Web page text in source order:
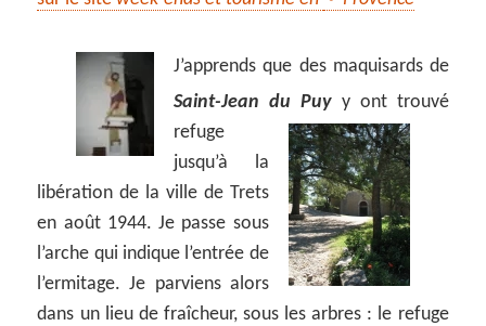
J’apprends que des maquisards de
Saint-Jean du Puyy ont trouvé
refuge
jusqu’à la
libération de la ville de Trets
en août 1944. Je passe sous
l’arche qui indique l’entrée de
l’ermitage. Je parviens alors
dans un lieu de fraîcheur, sous les arbres : le refuge